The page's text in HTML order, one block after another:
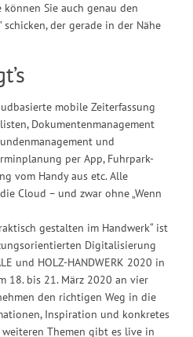
können Sie auch genau den
der gerade in der Nähe
mobile Zeiterfassung
Dokumentenmanagement
und
per App, Fuhrpark-
vom Handy aus etc. Alle
Cloud – und zwar ohne „Wenn
gestalten im Handwerk“ ist
Digitalisierung
und HOLZ-HANDWERK 2020 in
18. bis 21. März 2020 an vier
den richtigen Weg in die
Inspiration und konkretes
Themen gibt es live in